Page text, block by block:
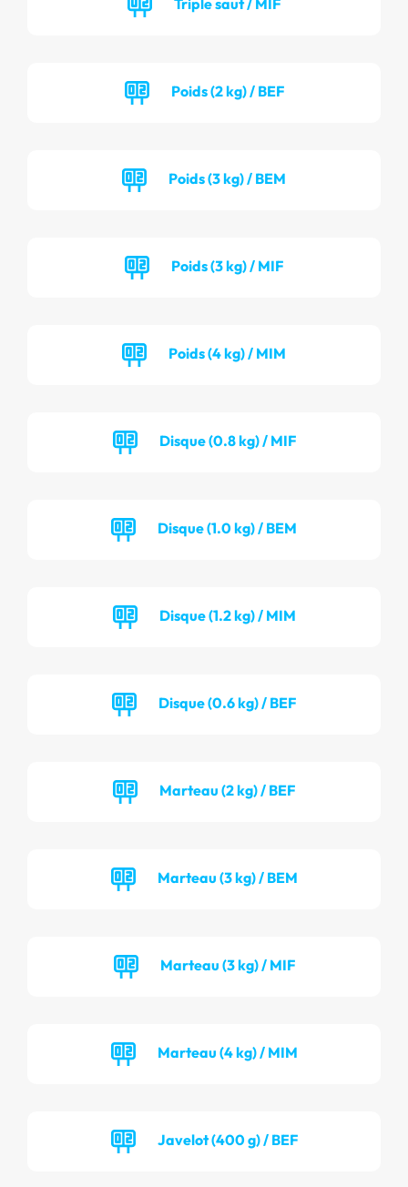
Poids (2 kg) / BEF
Poids (3 kg) / BEM
Poids (3 kg) / MIF
Poids (4 kg) / MIM
Disque (0.8 kg) / MIF
Disque (1.0 kg) / BEM
Disque (1.2 kg) / MIM
Disque (0.6 kg) / BEF
Marteau (2 kg) / BEF
Marteau (3 kg) / BEM
Marteau (3 kg) / MIF
Marteau (4 kg) / MIM
Javelot (400 g) / BEF